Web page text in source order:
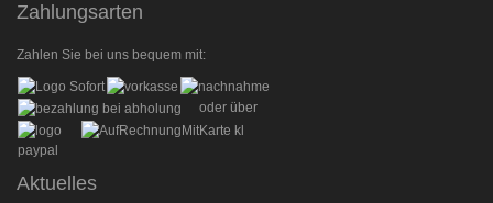
Zahlungsarten
Zahlen Sie bei uns bequem mit:
oder über
Aktuelles